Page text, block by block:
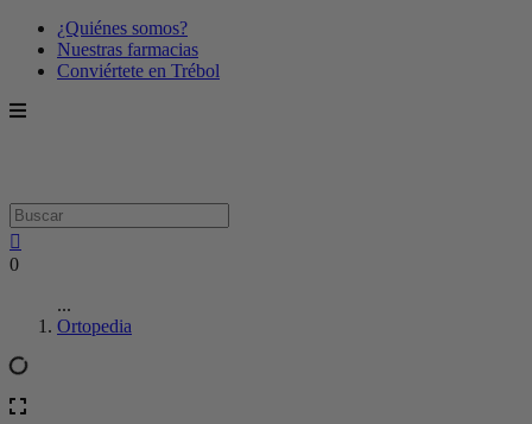
¿Quiénes somos?
Nuestras farmacias
Conviértete en Trébol
0
...
Ortopedia